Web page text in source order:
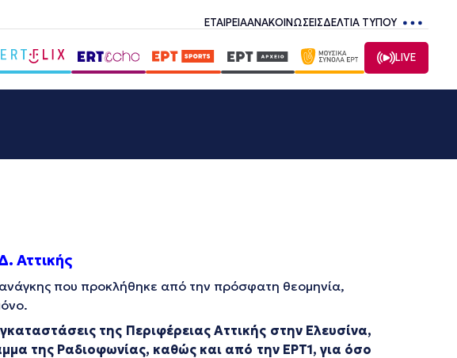
ΕΤΑΙΡΕΙΑΑΝΑΚΟΙΝΩΣΕΙΣΔΕΛΤΙΑ ΤΥΠΟΥ
LIVE
Αττικής
ανάγκης που προκλήθηκε από την πρόσφατη θεομηνία,
της Περιφέρειας Αττικής στην Ελευσίνα,
της Ραδιοφωνίας, καθώς και από την ΕΡΤ1, για όσο